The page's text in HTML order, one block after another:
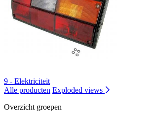
9 - Elektriciteit
Alle producten Exploded views
Overzicht groepen